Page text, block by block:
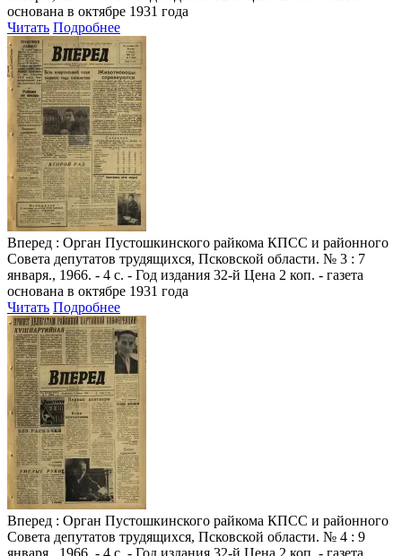
основана в октябре 1931 года
Читать Подробнее
Вперед : Орган Пустошкинского райкома КПСС и районного
Совета депутатов трудящихся, Псковской области. № 3 : 7
января., 1966. - 4 с. - Год издания 32-й Цена 2 коп. - газета
основана в октябре 1931 года
Читать Подробнее
Вперед : Орган Пустошкинского райкома КПСС и районного
Совета депутатов трудящихся, Псковской области. № 4 : 9
января., 1966. - 4 с. - Год издания 32-й Цена 2 коп. - газета